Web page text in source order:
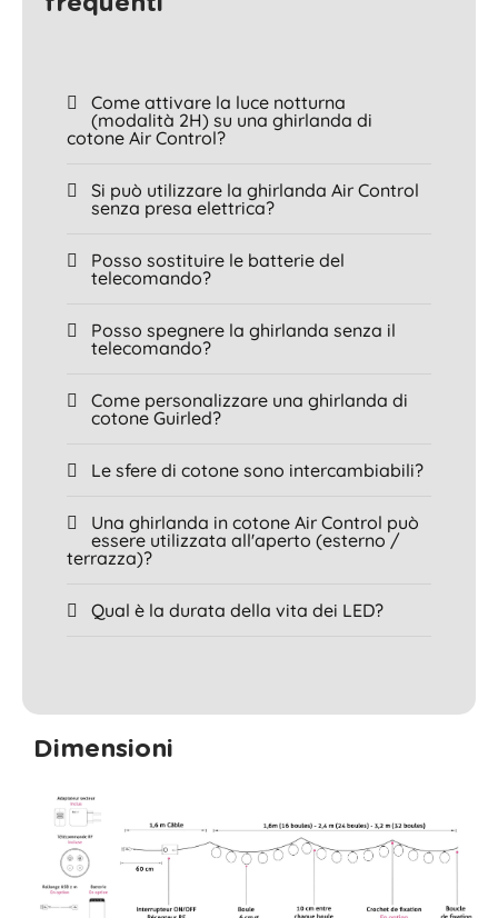
Come attivare la luce notturna
(modalità 2H) su una ghirlanda di
cotone Air Control?
Si può utilizzare la ghirlanda Air Control
senza presa elettrica?
Posso sostituire le batterie del
telecomando?
Posso spegnere la ghirlanda senza il
telecomando?
Come personalizzare una ghirlanda di
cotone Guirled?
Le sfere di cotone sono intercambiabili?
Una ghirlanda in cotone Air Control può
essere utilizzata all'aperto (esterno /
terrazza)?
Qual è la durata della vita dei LED?
Dimensioni